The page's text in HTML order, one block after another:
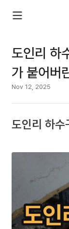
도인리 하
가 붙어버
Nov 12, 2025
도인리 하수